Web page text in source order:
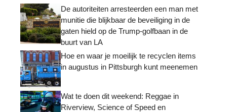
De autoriteiten arresteerden een man met
munitie die blijkbaar de beveiliging in de
gaten hield op de Trump-golfbaan in de
buurt van LA
Hoe en waar je moeilijk te recyclen items
in augustus in Pittsburgh kunt meenemen
Wat te doen dit weekend: Reggae in
Riverview, Science of Speed ​​en